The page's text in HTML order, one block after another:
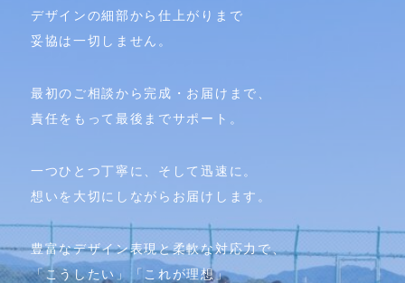
デザインの細部から仕上がりまで
妥協は一切しません。
最初のご相談から完成・お届けまで、
責任をもって最後までサポート。
一つひとつ丁寧に、そして迅速に。
想いを大切にしながらお届けします。
豊富なデザイン表現と柔軟な対応力で、
「こうしたい」「これが理想」